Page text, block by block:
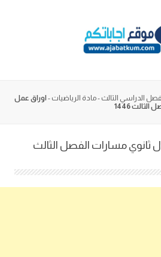
الدراسي الثالث -مادة الرياضيات - اوراق عمل
1446
ثانوي مسارات الفصل الثالث